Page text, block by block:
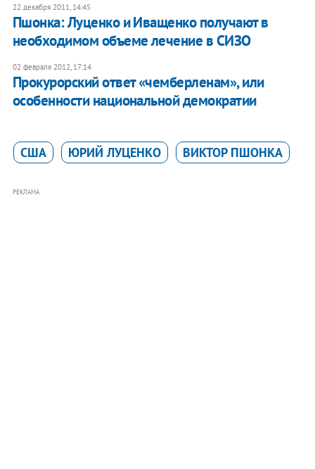
22 декабря 2011, 14:45
Пшонка: Луценко и Иващенко получают в
необходимом объеме лечение в СИЗО
02 февраля 2012, 17:14
Прокурорский ответ «чемберленам», или
особенности национальной демократии
США ЮРИЙ ЛУЦЕНКО ВИКТОР ПШОНКА
РЕКЛАМА